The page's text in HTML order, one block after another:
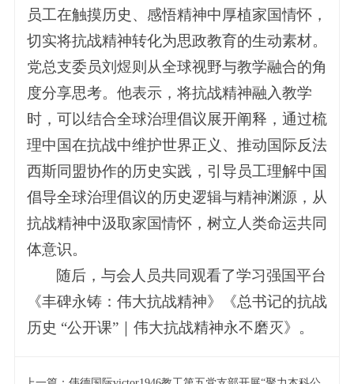
员工在触摸历史、感悟精神中厚植家国情怀，
切实将抗战精神转化为思政教育的生动素材。
党总支委员刘煜则从全球视野与教学融合的角
度分享思考。他表示，将抗战精神融入教学
时，可以结合全球治理倡议展开阐释，通过梳
理中国在抗战中维护世界正义、推动国际反法
西斯同盟协作的历史实践，引导员工理解中国
倡导全球治理倡议的历史逻辑与精神渊源，从
抗战精神中汲取家国情怀，树立人类命运共同
体意识。
随后，与会人员共同观看了学习强国平台
《丰碑永铸：伟大抗战精神》《总书记的抗战
历史 “公开课”｜伟大抗战精神永不磨灭》。